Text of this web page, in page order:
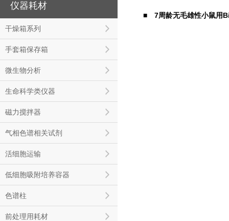
仪器耗材
干燥箱系列
手套箱保存箱
微生物分析
生命科学类仪器
磁力搅拌器
气相色谱相关试剂
活细胞运输
低细胞吸附培养容器
色谱柱
前处理用耗材
■ 7周龄无毛雄性小鼠用